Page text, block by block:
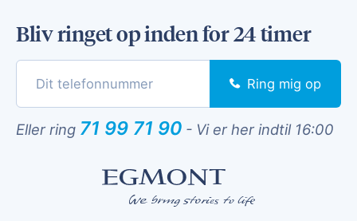
Bliv ringet op inden for 24 timer
Ring mig op
Eller ring 71 99 71 90 - Vi er her indtil 16:00